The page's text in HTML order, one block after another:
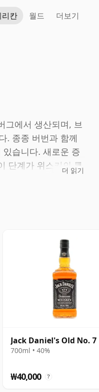
리칸 월드 더보기
그에서 생산되며, 브
. 종종 버번과 함께
습니다. 새로운 증
단계가 위스키의 특
합니다. 이 플래그
욱 독특한 영역으
함되어 있어 증류
드러나는 곳입니다.
이 더해져, 증류소
이유를 명확히 보
더 읽기
Jack Daniel's Old No. 7
700ml • 40%
₩40,000 ?